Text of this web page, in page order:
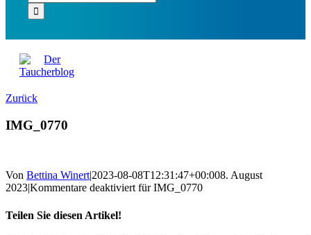
Zurück
IMG_0770
Von Bettina Winert|2023-08-08T12:31:47+00:008. August
2023|Kommentare deaktiviertfür IMG_0770
Teilen Sie diesen Artikel!